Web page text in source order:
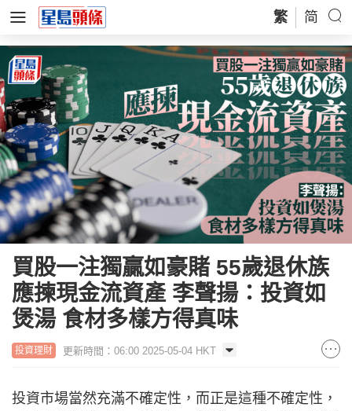
繁 简
買股一注獨贏如豪賭 55歲退休族
應揀現金流資產 李聲揚：投資如
煲湯 食材多樣方得真味
投資理財 更新時間：06:00 2025-05-04 HKT
投資市場當然充滿不確定性，而正是這種不確定性，